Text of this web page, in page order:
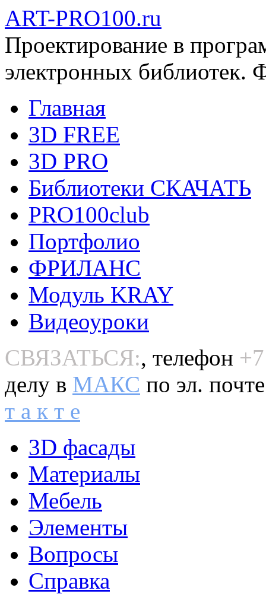
ART-PRO100.ru
Проектирование в
электронных библиотек.
Главная
3D FREE
3D PRO
Библиотеки СКАЧАТЬ
PRO100club
Портфолио
ФРИЛАНС
Модуль KRAY
Видеоуроки
СВЯЗАТЬСЯ:, телефон
делу в MAКС по эл.
т а к т е
3D фасады
Материалы
Мебель
Элементы
Вопросы
Справка